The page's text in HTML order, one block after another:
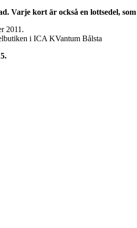
kort är också en lottsedel,
2011.
i ICA KVantum Bålsta